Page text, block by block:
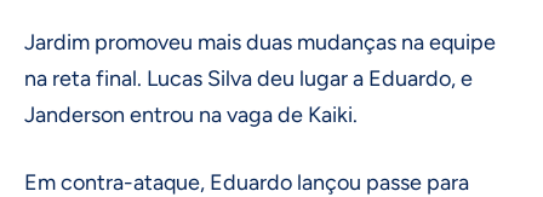
Jardim promoveu mais duas mudanças na equipe
na reta final. Lucas Silva deu lugar a Eduardo, e
Janderson entrou na vaga de Kaiki.
Em contra-ataque, Eduardo lançou passe para